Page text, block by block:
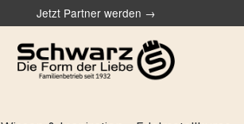
Jetzt Partner werden →